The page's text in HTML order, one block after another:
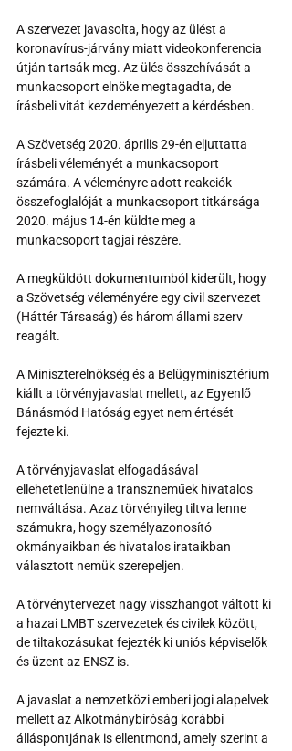
A szervezet javasolta, hogy az ülést a
koronavírus-járvány miatt videokonferencia
útján tartsák meg. Az ülés összehívását a
munkacsoport elnöke megtagadta, de
írásbeli vitát kezdeményezett a kérdésben.
A Szövetség 2020. április 29-én eljuttatta
írásbeli véleményét a munkacsoport
számára. A véleményre adott reakciók
összefoglalóját a munkacsoport titkársága
2020. május 14-én küldte meg a
munkacsoport tagjai részére.
A megküldött dokumentumból kiderült, hogy
a Szövetség véleményére egy civil szervezet
(Háttér Társaság) és három állami szerv
reagált.
A Miniszterelnökség és a Belügyminisztérium
kiállt a törvényjavaslat mellett, az Egyenlő
Bánásmód Hatóság egyet nem értését
fejezte ki.
A törvényjavaslat elfogadásával
ellehetetlenülne a transzneműek hivatalos
nemváltása. Azaz törvényileg tiltva lenne
számukra, hogy személyazonosító
okmányaikban és hivatalos irataikban
választott nemük szerepeljen.
A törvénytervezet nagy visszhangot váltott ki
a hazai LMBT szervezetek és civilek között,
de tiltakozásukat fejezték ki uniós képviselők
és üzent az ENSZ is.
A javaslat a nemzetközi emberi jogi alapelvek
mellett az Alkotmánybíróság korábbi
álláspontjának is ellentmond, amely szerint a